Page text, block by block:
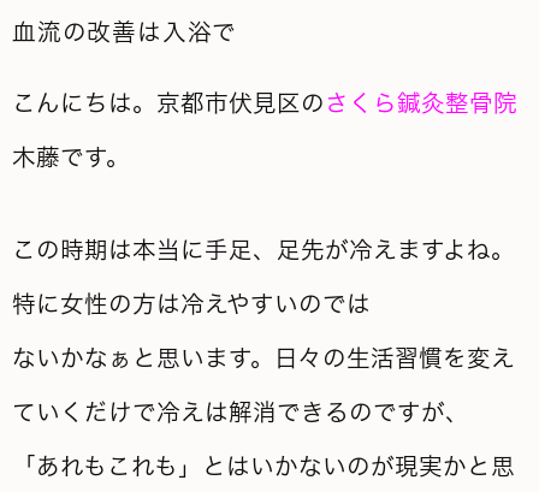
血流の改善は入浴で
こんにちは。京都市伏見区の さくら鍼灸整骨院
木藤です。
この時期は本当に手足、足先が冷えますよね。
特に女性の方は冷えやすいのでは
ないかなぁと思います。日々の生活習慣を変え
ていくだけで冷えは解消できるのですが、
「あれもこれも」とはいかないのが現実かと思